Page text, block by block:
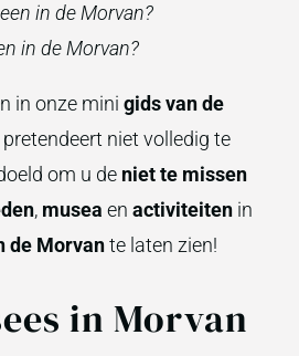
in de Morvan?
in de Morvan?
in onze mini gids van de
pretendeert niet volledig te
om u de niet te missen
, musea en activiteitenin
de Morvante laten zien!
in Morvan